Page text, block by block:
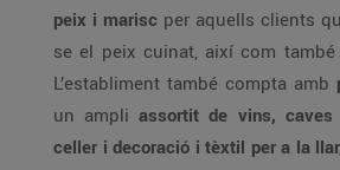
peix i marisc per aquells clients
se el peix cuinat, així com també
L’establiment també compta amb
un ampli assortit de vins,
celler i decoració i tèxtil per a la